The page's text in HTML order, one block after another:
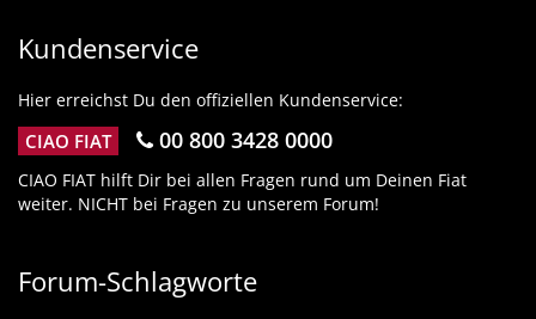
Kundenservice
Hier erreichst Du den offiziellen Kundenservice:
CIAO FIAT 00 800 3428 0000
CIAO FIAT hilft Dir bei allen Fragen rund um Deinen Fiat
weiter. NICHT bei Fragen zu unserem Forum!
Forum-Schlagworte